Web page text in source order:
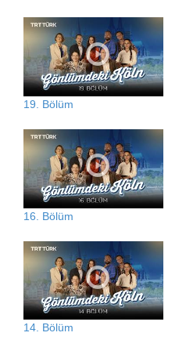
19. Bölüm
16. Bölüm
14. Bölüm